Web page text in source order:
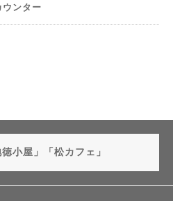
ウンター
小屋」「松カフェ」